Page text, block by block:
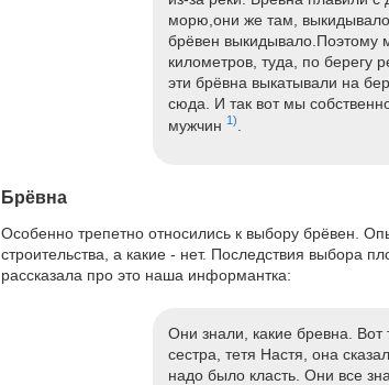
морю,они же там,
брёвен выкидывало.Поэтому
километров, туда, по берегу
эти брёвна выкатывали на
сюда. И так вот мы
мужчин 1)
Брёвна
Особенно трепетно относились к выбору брёвен.
строительства, а какие - нет. Последствия выбора
рассказала про это наша информантка:
Они знали, какие бревна.
сестра, тетя Настя, она
надо было класть. Они все